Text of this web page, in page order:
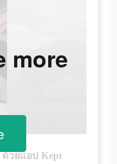
ด้วยแอป Kept
more